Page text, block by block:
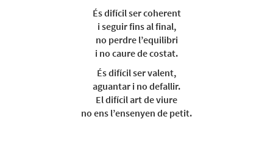
És difícil ser coherent
i seguir fins al final,
no perdre l’equilibri
i no caure de costat.
És difícil ser valent,
aguantar i no defallir.
El difícil art de viure
no ens l’ensenyen de petit.